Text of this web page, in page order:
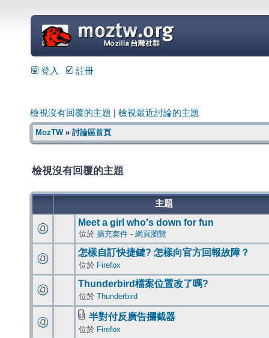
=
登入 註冊
檢視沒有回覆的主題 檢視最近討論的主題
MozTW» 討論區首頁
檢視沒有回覆的主題
主題
Meet a girl who's down for fun
位於 擴充套件 - 網頁瀏覽
怎樣自訂快捷鍵? 怎樣向官方回報故障？
位於 Firefox
Thunderbird檔案位置改了嗎?
位於 Thunderbird
半對付反廣告攔截器
位於 Firefox